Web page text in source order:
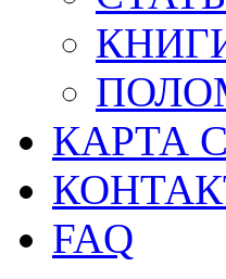
КАРТА
FAQ